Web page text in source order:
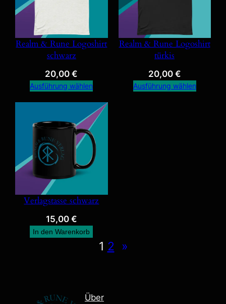
Realm & Rune Logoshirt
schwarz
20,00€
Ausführung wählen
Realm & Rune Logoshirt
türkis
20,00 €
Ausführung wählen
Verlagstasse schwarz
15,00 €
In den Warenkorb
1 2 »
Über